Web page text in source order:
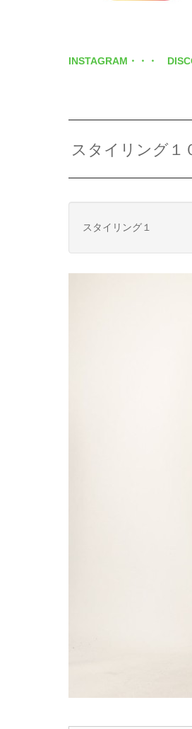
INSTAGRAM・・・
スタイリング１
スタイリング１